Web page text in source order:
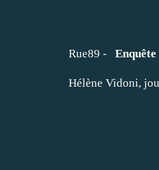
Rue89 - Enquête
Hélène Vidoni,